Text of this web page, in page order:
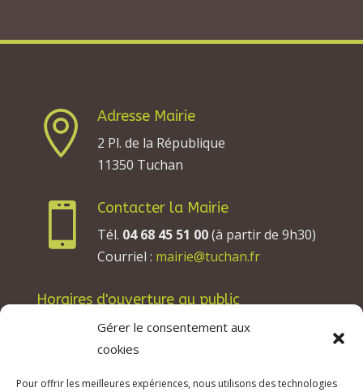
Gérer le consentement aux
cookies
Pour offrir les meilleures expériences, nous utilisons des technologies

Adresse Mairie
2 Pl. de la République
11350 Tuchan

Contacter la Mairie
Tél. 04 68 45 51 00(à partir de 9h30)
Courriel : mairie@tuchan.fr
Horaires d'ouverture au public
Les lundis, mardis et jeudis : de 8h à 12h et de
13h30 à 17h30.